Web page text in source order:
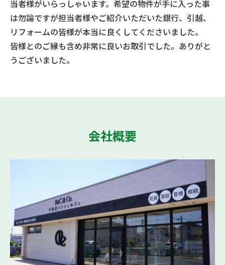
当者様がいらっしゃいます。希望の物件が手に入った事
は勿論ですが担当者様やご紹介いただいた銀行、引越、
リフォームの皆様が本当に良くしてくださいました。
皆様とのご縁も含め非常に良いお取引でした。ありがと
うございました。
会社概要